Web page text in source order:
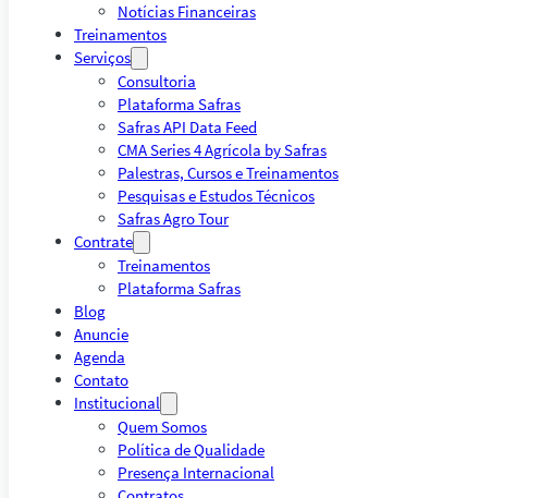
Notícias Financeiras
Treinamentos
Serviços
Consultoria
Plataforma Safras
Safras API Data Feed
CMA Series 4 Agrícola by Safras
Palestras, Cursos e Treinamentos
Pesquisas e Estudos Técnicos
Safras Agro Tour
Contrate
Treinamentos
Plataforma Safras
Blog
Anuncie
Agenda
Contato
Institucional
Quem Somos
Política de Qualidade
Presença Internacional